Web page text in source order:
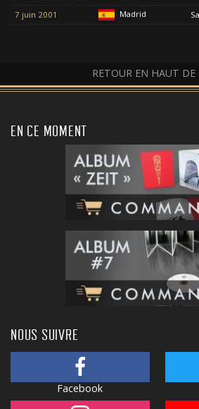
7 juin 2001 Madrid
RETOUR EN HAUT DE
EN CE MOMENT
NOUS SUIVRE
Facebook